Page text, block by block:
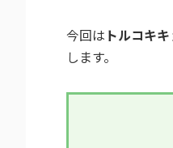
今回は トルコキ
します。